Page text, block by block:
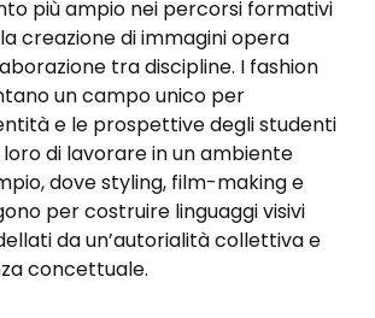
più ampio nei percorsi formativi
creazione di immagini opera
tra discipline. I fashion
un campo unico per
e le prospettive degli studenti
di lavorare in un ambiente
dove styling, film-making e
per costruire linguaggi visivi
da un’autorialità collettiva e
concettuale.